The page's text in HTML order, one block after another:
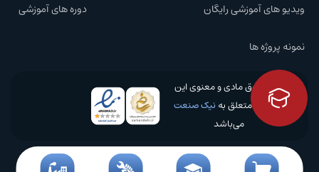
ویدیو های آموزشی رایگان
نمونه پروژه ها
دوره های آموزشی
کلیه حقوق مادی و معنوی این
وبسایت متعلق بهنیک صنعت
می‌باشد